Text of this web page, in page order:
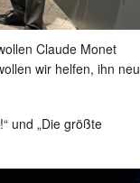
Claude Monet
wir helfen, ihn neu
und „Die größte